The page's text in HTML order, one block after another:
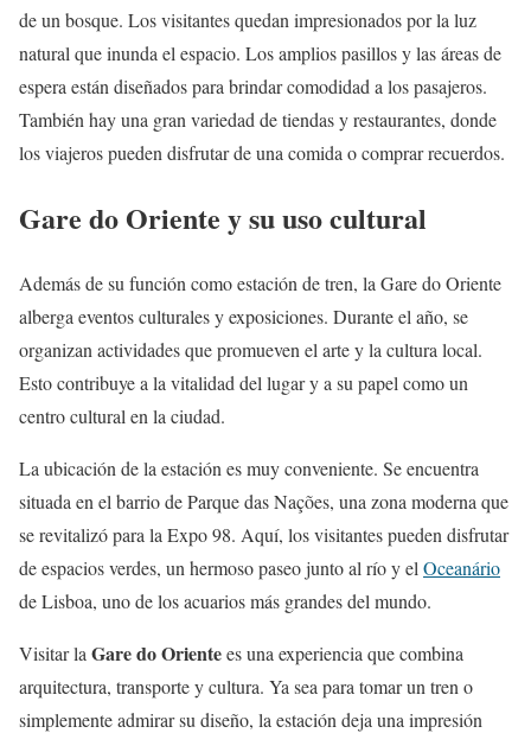
de un bosque. Los visitantes quedan impresionados por la luz
natural que inunda el espacio. Los amplios pasillos y las áreas de
espera están diseñados para brindar comodidad a los pasajeros.
También hay una gran variedad de tiendas y restaurantes, donde
los viajeros pueden disfrutar de una comida o comprar recuerdos.
Gare do Oriente y su uso cultural
Además de su función como estación de tren, la Gare do Oriente
alberga eventos culturales y exposiciones. Durante el año, se
organizan actividades que promueven el arte y la cultura local.
Esto contribuye a la vitalidad del lugar y a su papel como un
centro cultural en la ciudad.
La ubicación de la estación es muy conveniente. Se encuentra
situada en el barrio de Parque das Nações, una zona moderna que
se revitalizó para la Expo 98. Aquí, los visitantes pueden disfrutar
de espacios verdes, un hermoso paseo junto al río y el Oceanário
de Lisboa, uno de los acuarios más grandes del mundo.
Visitar la Gare do Orientees una experiencia que combina
arquitectura, transporte y cultura. Ya sea para tomar un tren o
simplemente admirar su diseño, la estación deja una impresión